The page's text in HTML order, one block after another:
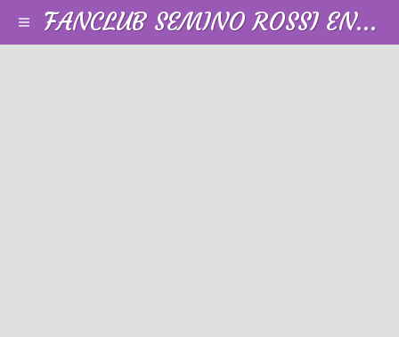
FANCLUB SEMINO ROSSI EN FRANCE